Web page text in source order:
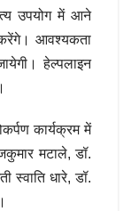
उपयोग में आने
आवश्यकता
हेल्पलाइन
कार्यक्रम में
मटाले, डॉ.
स्वाति धारे, डॉ.